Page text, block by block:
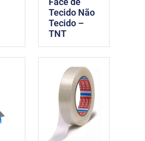
Tecido Não
Tecido –
TNT